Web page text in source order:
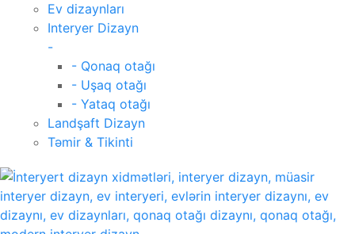
Ev dizaynları
Interyer Dizayn
-
- Qonaq otağı
- Uşaq otağı
- Yataq otağı
Landşaft Dizayn
Təmir & Tikinti